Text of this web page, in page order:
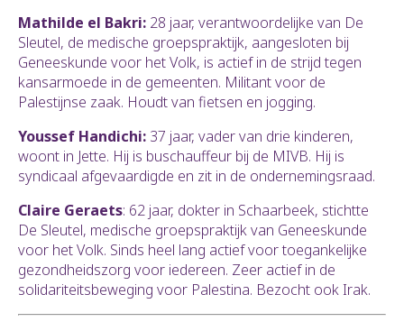
Mathilde el Bakri: 28 jaar, verantwoordelijke van De
Sleutel, de medische groepspraktijk, aangesloten bij
Geneeskunde voor het Volk, is actief in de strijd tegen
kansarmoede in de gemeenten. Militant voor de
Palestijnse zaak. Houdt van fietsen en jogging.
Youssef Handichi: 37 jaar, vader van drie kinderen,
woont in Jette. Hij is buschauffeur bij de MIVB. Hij is
syndicaal afgevaardigde en zit in de ondernemingsraad.
Claire Geraets: 62 jaar, dokter in Schaarbeek, stichtte
De Sleutel, medische groepspraktijk van Geneeskunde
voor het Volk. Sinds heel lang actief voor toegankelijke
gezondheidszorg voor iedereen. Zeer actief in de
solidariteitsbeweging voor Palestina. Bezocht ook Irak.